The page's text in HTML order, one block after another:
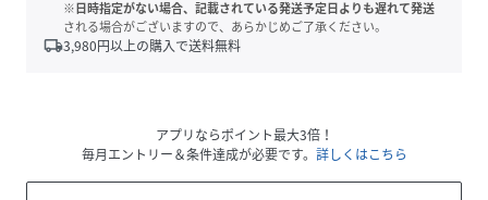
※日時指定がない場合、記載されている発送予定日よりも遅れて発送
される場合がございますので、あらかじめご了承ください。
local_shipping3,980円以上の購入で送料無料
アプリならポイント最大3倍！
毎月エントリー＆条件達成が必要です。 詳しくはこちら